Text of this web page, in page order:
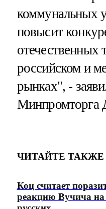
коммунальных
повысит
отечественных
российском и
рынках", -
Минпромторга
ЧИТАЙТЕ ТАКЖЕ
Коц считает
реакцию Вучича на